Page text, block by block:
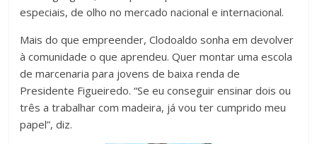
especiais, de olho no mercado nacional e internacional.
Mais do que empreender, Clodoaldo sonha em devolver
à comunidade o que aprendeu. Quer montar uma escola
de marcenaria para jovens de baixa renda de
Presidente Figueiredo. “Se eu conseguir ensinar dois ou
três a trabalhar com madeira, já vou ter cumprido meu
papel”, diz.